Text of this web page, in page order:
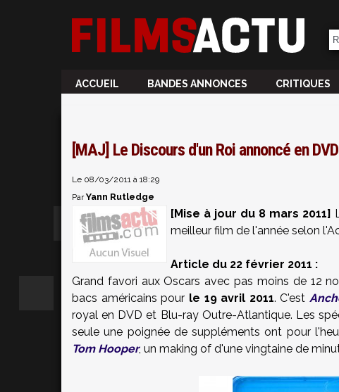
ACCUEIL BANDES ANNONCES CRITIQUES
[MAJ] Le Discours d'un Roi annoncé en
Le 08/03/2011 à 18:29
ParYann Rutledge
[Mise à jour du 8 mars 2011]
meilleur film de l'année selon
Article du 22 février 2011 :
Grand favori aux Oscars avec pas moins de 12
bacs américains pour le 19 avril 2011. C'est
royal en DVD et Blu-ray Outre-Atlantique. Les
seule une poignée de suppléments ont pour
Tom Hooper, un making of d'une vingtaine de